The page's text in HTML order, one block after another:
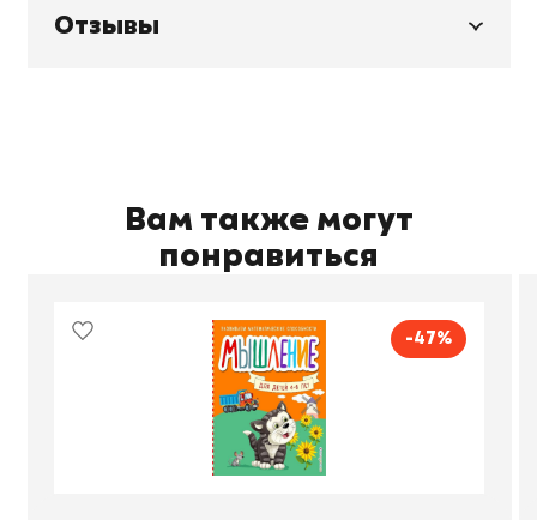
Отзывы
Вам также могут
понравиться
-47%